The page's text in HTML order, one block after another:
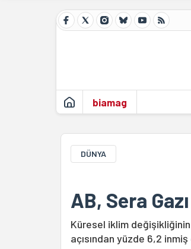
biamag
DÜNYA
AB, Sera
Küresel iklim
açısından yüzde 6,2